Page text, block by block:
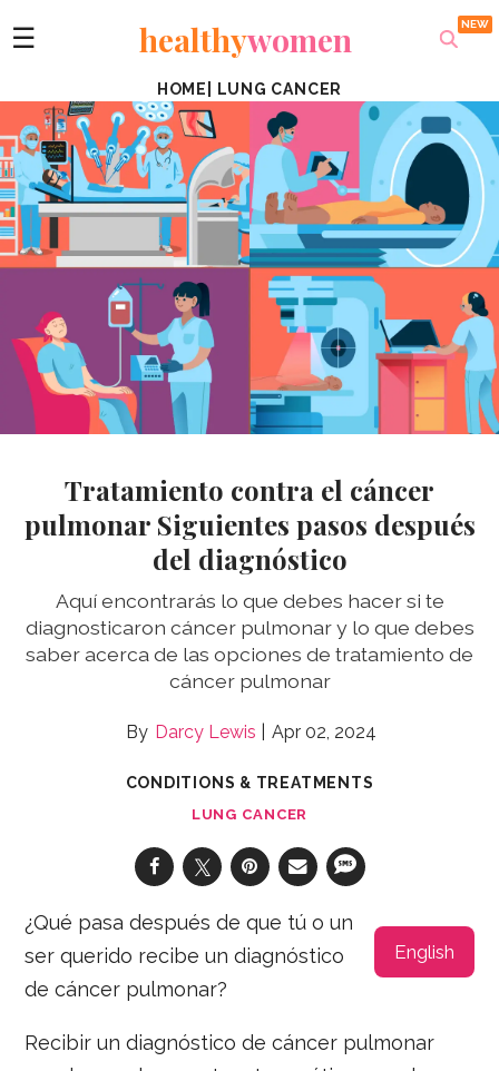
☰ healthywomen
HOME LUNG CANCER
Tratamiento contra el cáncer
pulmonar Siguientes pasos después
del diagnóstico
Aquí encontrarás lo que debes hacer si te
diagnosticaron cáncer pulmonar y lo que debes
saber acerca de las opciones de tratamiento de
cáncer pulmonar
Darcy Lewis Apr 02, 2024
CONDITIONS & TREATMENTS
LUNG CANCER
English
¿Qué pasa después de que tú o un
ser querido recibe un diagnóstico
de cáncer pulmonar?
Recibir un diagnóstico de cáncer pulmonar